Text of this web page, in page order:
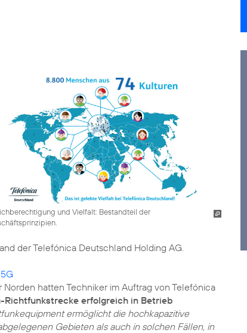
und Vielfalt: Bestandteil der
der Telefónica Deutschland Holding AG.
Norden hatten Techniker im Auftrag von Telefónica
Richtfunkstrecke erfolgreich in Betrieb
ermöglicht die hochkapazitive
Gebieten als auch in solchen Fällen, in